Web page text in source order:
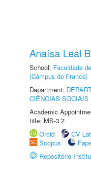
Anaísa Leal
School: Faculdade
(Câmpus de Franca)
Department:
CIÊNCIAS
Academic
title: MS-3.2
Orcid
CV
Scopus
Repositório